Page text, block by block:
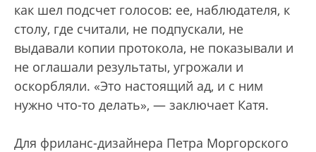
как шел подсчет голосов: ее, наблюдателя, к
столу, где считали, не подпускали, не
выдавали копии протокола, не показывали и
не оглашали результаты, угрожали и
оскорбляли. «Это настоящий ад, и с ним
нужно что-то делать», — заключает Катя.
Для фриланс-дизайнера Петра Моргорского